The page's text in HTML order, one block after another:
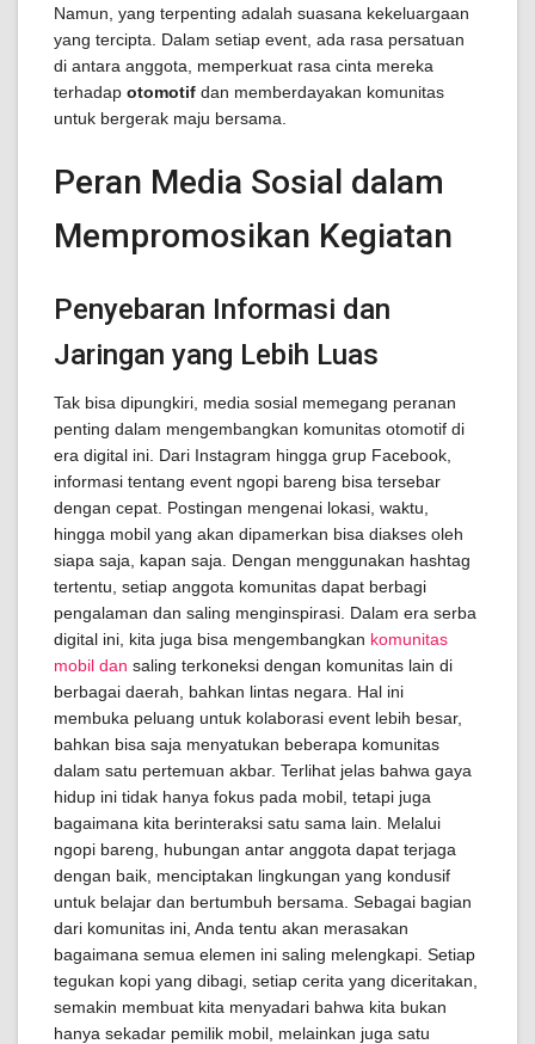
Namun, yang terpenting adalah suasana kekeluargaan
yang tercipta. Dalam setiap event, ada rasa persatuan
di antara anggota, memperkuat rasa cinta mereka
terhadap otomotif dan memberdayakan komunitas
untuk bergerak maju bersama.
Peran Media Sosial dalam
Mempromosikan Kegiatan
Penyebaran Informasi dan
Jaringan yang Lebih Luas
Tak bisa dipungkiri, media sosial memegang peranan
penting dalam mengembangkan komunitas otomotif di
era digital ini. Dari Instagram hingga grup Facebook,
informasi tentang event ngopi bareng bisa tersebar
dengan cepat. Postingan mengenai lokasi, waktu,
hingga mobil yang akan dipamerkan bisa diakses oleh
siapa saja, kapan saja. Dengan menggunakan hashtag
tertentu, setiap anggota komunitas dapat berbagi
pengalaman dan saling menginspirasi. Dalam era serba
digital ini, kita juga bisa mengembangkan komunitas
mobil dan saling terkoneksi dengan komunitas lain di
berbagai daerah, bahkan lintas negara. Hal ini
membuka peluang untuk kolaborasi event lebih besar,
bahkan bisa saja menyatukan beberapa komunitas
dalam satu pertemuan akbar. Terlihat jelas bahwa gaya
hidup ini tidak hanya fokus pada mobil, tetapi juga
bagaimana kita berinteraksi satu sama lain. Melalui
ngopi bareng, hubungan antar anggota dapat terjaga
dengan baik, menciptakan lingkungan yang kondusif
untuk belajar dan bertumbuh bersama. Sebagai bagian
dari komunitas ini, Anda tentu akan merasakan
bagaimana semua elemen ini saling melengkapi. Setiap
tegukan kopi yang dibagi, setiap cerita yang diceritakan,
semakin membuat kita menyadari bahwa kita bukan
hanya sekadar pemilik mobil, melainkan juga satu